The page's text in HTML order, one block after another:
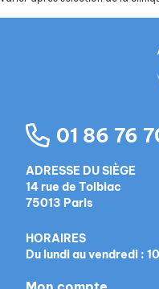
01 86 76
ADRESSE DU SIÈGE
14 rue de Tolbiac
75013 Paris
HORAIRES
Du lundi au vendredi :